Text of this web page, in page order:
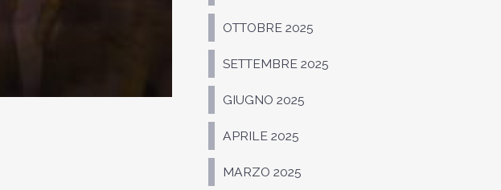
OTTOBRE 2025
SETTEMBRE 2025
GIUGNO 2025
APRILE 2025
MARZO 2025